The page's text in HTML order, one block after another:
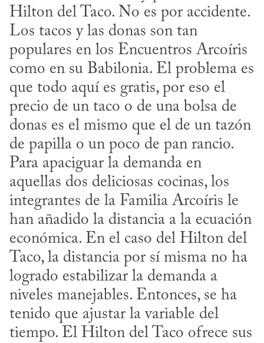
Hilton del Taco. No es por accidente.
Los tacos y las donas son tan
populares en los Encuentros Arcoíris
como en su Babilonia. El problema es
que todo aquí es gratis, por eso el
precio de un taco o de una bolsa de
donas es el mismo que el de un tazón
de papilla o un poco de pan rancio.
Para apaciguar la demanda en
aquellas dos deliciosas cocinas, los
integrantes de la Familia Arcoíris le
han añadido la distancia a la ecuación
económica. En el caso del Hilton del
Taco, la distancia por sí misma no ha
logrado estabilizar la demanda a
niveles manejables. Entonces, se ha
tenido que ajustar la variable del
tiempo. El Hilton del Taco ofrece sus